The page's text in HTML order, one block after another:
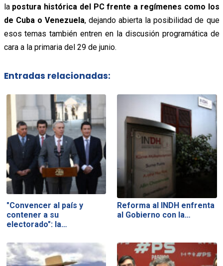
la postura histórica del PC frente a regímenes como los
de Cuba o Venezuela, dejando abierta la posibilidad de que
esos temas también entren en la discusión programática de
cara a la primaria del 29 de junio.
Entradas relacionadas:
"Convencer al país y
contener a su
electorado": la…
Reforma al INDH enfrenta
al Gobierno con la…